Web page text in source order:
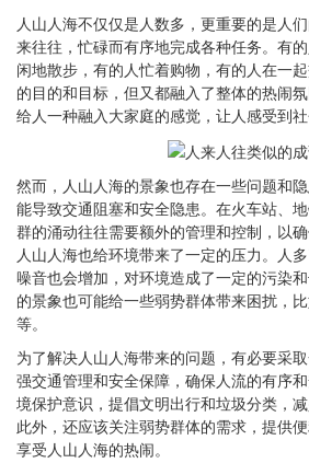
人山人海不仅仅是人数多，更重要的是人
来往往，忙碌而有序地完成各种任务。有
闲地散步，有的人忙着购物，有的人在一
的目的和目标，但又都融入了整体的热闹
给人一种融入大家庭的感觉，让人感受到社
然而，人山人海的景象也存在一些问题和
能导致交通阻塞和安全隐患。在火车站、
群的涌动往往需要额外的管理和控制，以
人山人海也给环境带来了一定的压力。人
噪音也会增加，对环境造成了一定的污染
的景象也可能给一些弱势群体带来困扰，
等。
为了解决人山人海带来的问题，有必要采
强交通管理和安全保障，确保人流的有序
境保护意识，提倡文明出行和垃圾分类，减
此外，还应该关注弱势群体的需求，提供
享受人山人海的热闹。